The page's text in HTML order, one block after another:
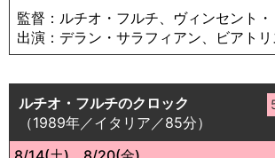
監督：ルチオ・フルチ、ヴィンセント
出演：デラン・サラフィアン、ビアト
ルチオ・フルチのクロック
（1989年／イタリア／85分）